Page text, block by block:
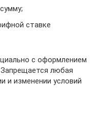
ставке
с оформлением
любая
и изменении условий